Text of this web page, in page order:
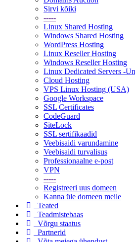
Sirvi kõiki
-----
Linux Shared Hosting
Windows Shared Hosting
WordPress Hosting
Linux Reseller Hosting
Windows Reseller Hosting
Linux Dedicated Servers -
Cloud Hosting
VPS Linux Hosting (USA)
Google Workspace
SSL Certificates
CodeGuard
SiteLock
SSL sertifikaadid
Veebisaidi varundamine
Veebisaidi turvalisus
Professionaalne e-post
VPN
-----
Registreeri uus domeen
Kanna üle domeen meile
Teated
Teadmistebaas
Võrgu staatus
Partnerid